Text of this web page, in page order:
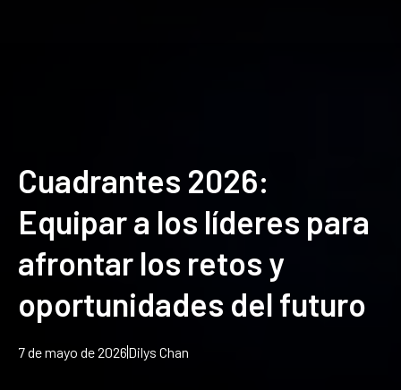
Cuadrantes 2026:
Equipar a los líderes para
afrontar los retos y
oportunidades del futuro
7 de mayo de 2026Dilys Chan